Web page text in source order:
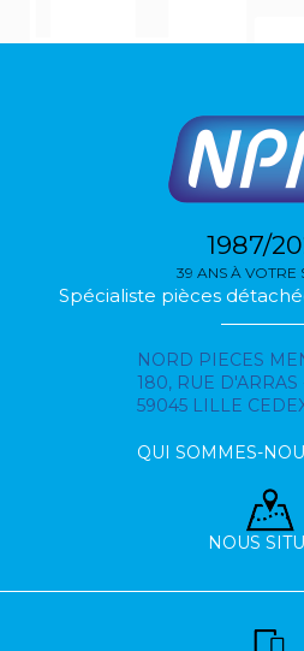
1987/
39 ANS À VOTRE
Spécialiste pièces
NORD PIECES
180, RUE D'ARRAS
59045 LILLE
QUI SOMMES-
NOUS